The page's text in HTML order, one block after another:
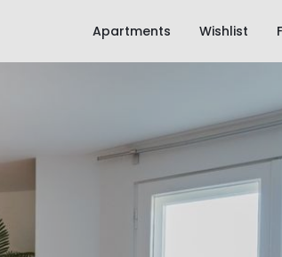
Apartments Wishlist